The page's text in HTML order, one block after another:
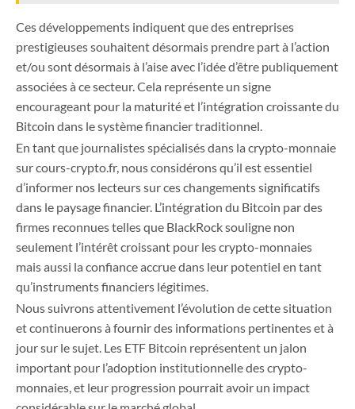
Ces développements indiquent que des entreprises
prestigieuses souhaitent désormais prendre part à l’action
et/ou sont désormais à l’aise avec l’idée d’être publiquement
associées à ce secteur. Cela représente un signe
encourageant pour la maturité et l’intégration croissante du
Bitcoin dans le système financier traditionnel.
En tant que journalistes spécialisés dans la crypto-monnaie
sur cours-crypto.fr, nous considérons qu’il est essentiel
d’informer nos lecteurs sur ces changements significatifs
dans le paysage financier. L’intégration du Bitcoin par des
firmes reconnues telles que BlackRock souligne non
seulement l’intérêt croissant pour les crypto-monnaies
mais aussi la confiance accrue dans leur potentiel en tant
qu’instruments financiers légitimes.
Nous suivrons attentivement l’évolution de cette situation
et continuerons à fournir des informations pertinentes et à
jour sur le sujet. Les ETF Bitcoin représentent un jalon
important pour l’adoption institutionnelle des crypto-
monnaies, et leur progression pourrait avoir un impact